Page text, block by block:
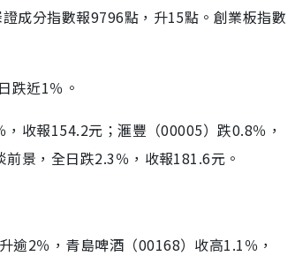
成分指數報9796點，升15點。創業板指數
跌近1％。
收報154.2元；滙豐（00005）跌0.8％，
景，全日跌2.3％，收報181.6元。
逾2％，青島啤酒（00168）收高1.1％，